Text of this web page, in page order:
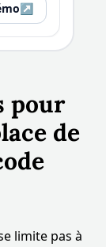
↗
pour
de
limite pas à